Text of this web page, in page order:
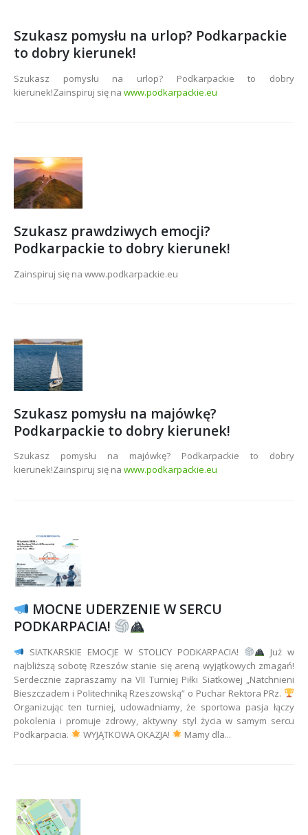
Szukasz pomysłu na urlop? Podkarpackie
to dobry kierunek!
Szukasz pomysłu na urlop? Podkarpackie to dobry
kierunek!Zainspiruj się na www.podkarpackie.eu
Szukasz prawdziwych emocji?
Podkarpackie to dobry kierunek!
Zainspiruj się na www.podkarpackie.eu
Szukasz pomysłu na majówkę?
Podkarpackie to dobry kierunek!
Szukasz pomysłu na majówkę? Podkarpackie to dobry
kierunek!Zainspiruj się na www.podkarpackie.eu
MOCNE UDERZENIE W SERCU
PODKARPACIA!
SIATKARSKIE EMOCJE W STOLICY PODKARPACIA!
Już w
najbliższą sobotę Rzeszów stanie się areną wyjątkowych zmagań!
Serdecznie zapraszamy na VII Turniej Piłki Siatkowej „Natchnieni
Bieszczadem i Politechniką Rzeszowską” o Puchar Rektora PRz.
Organizując ten turniej, udowadniamy, że sportowa pasja łączy
pokolenia i promuje zdrowy, aktywny styl życia w samym sercu
Podkarpacia.
WYJĄTKOWA OKAZJA! Mamy dla...